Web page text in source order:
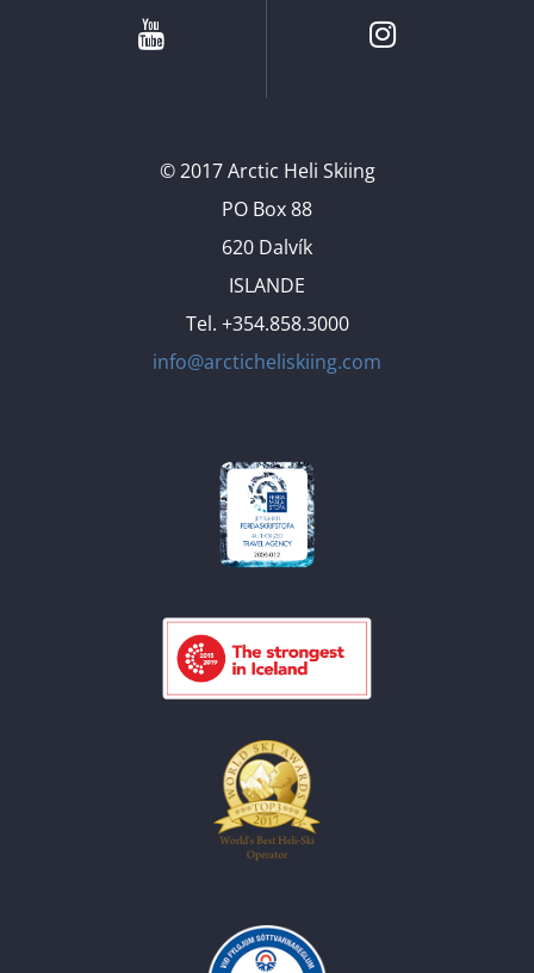
Youtube Instagram
© 2017 Arctic Heli Skiing
PO Box 88
620 Dalvík
ISLANDE
Tel. +354.858.3000
info@arcticheliskiing.com